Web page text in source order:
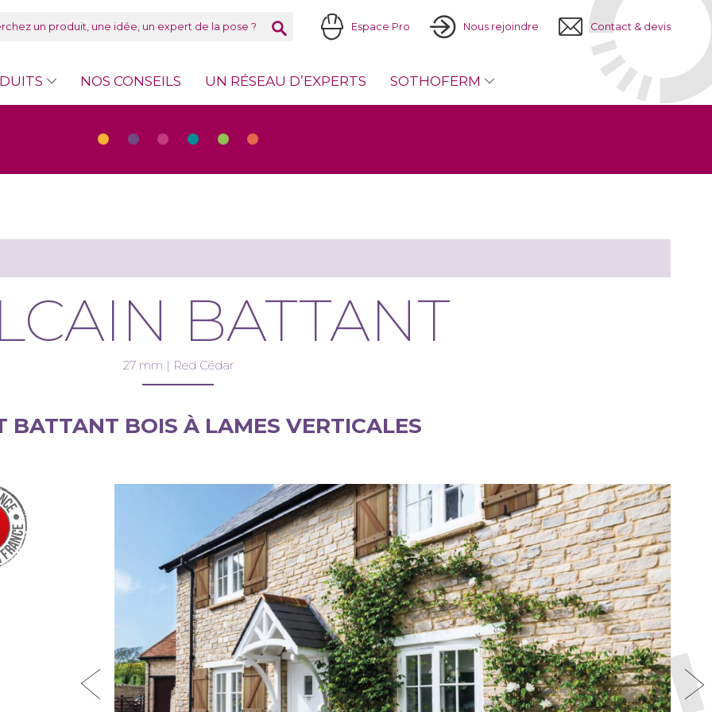
Espace Pro Nous rejoindre Contact & devis
NOS CONSEILS UN RÉSEAU D’EXPERTS SOTHOFERM
BATTANT
27 mm | Red Cédar
BATTANT BOIS À LAMES VERTICALES